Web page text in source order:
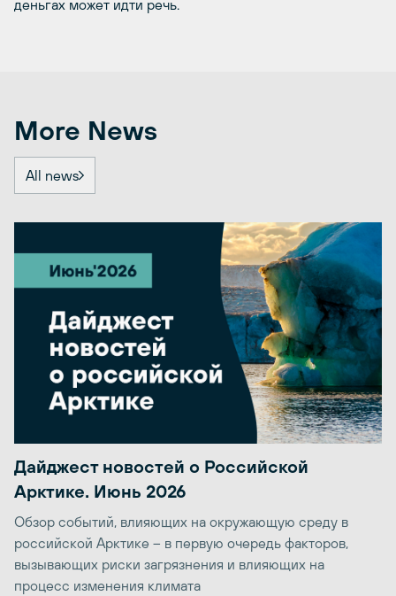
деньгах может идти речь.
More News
All news
Дайджест новостей о Российской
Арктике. Июнь 2026
Обзор событий, влияющих на окружающую среду в
российской Арктике – в первую очередь факторов,
вызывающих риски загрязнения и влияющих на
процесс изменения климата